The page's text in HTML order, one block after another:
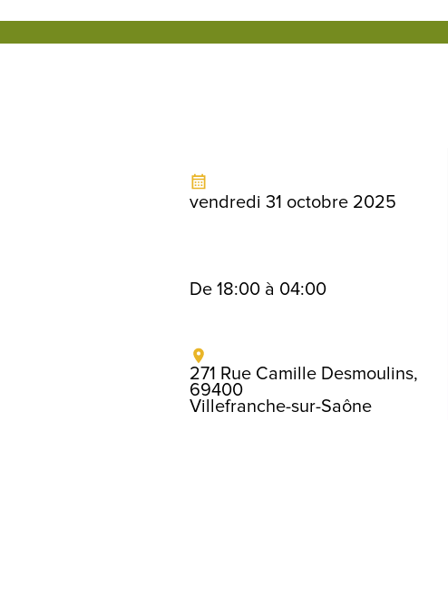
vendredi 31 octobre 2025
De 18:00 à 04:00
271 Rue Camille Desmoulins,
69400
Villefranche-sur-Saône